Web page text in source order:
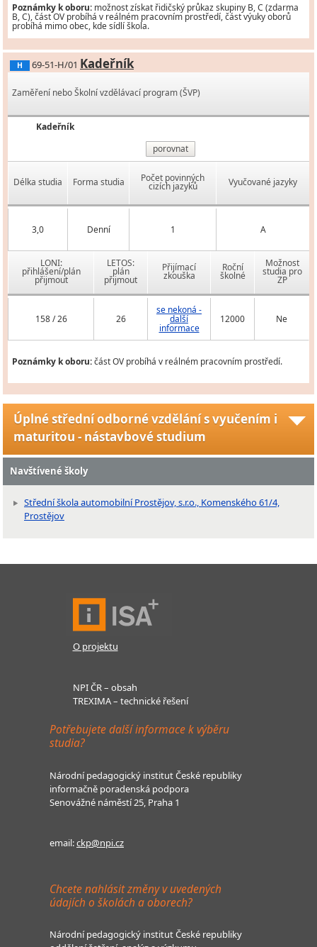
Poznámky k oboru: možnost získat řidičský průkaz skupiny B, C (zdarma
B, C), část OV probíhá v reálném pracovním prostředí, část výuky oborů
probíhá mimo obec, kde sídlí škola.
H 69-51-H/01 Kadeřník
Zaměření nebo Školní vzdělávací program (ŠVP)
Kadeřník
porovnat
Délka studia Forma studia Počet povinných
cizích jazyků Vyučované jazyky
3,0 Denní 1 A
LONI:
přihlášení/plán
přijmout
LETOS:
plán
přijmout
Přijímací
zkouška
Roční
školné
Možnost
studia pro
ZP
158 / 26 26
se nekoná -
další
informace
12000 Ne
Poznámky k oboru:část OV probíhá v reálném pracovním prostředí.
Úplné střední odborné vzdělání s vyučením i
maturitou - nástavbové studium
Navštívené školy
Střední škola automobilní Prostějov, s.r.o., Komenského 61/4,
Prostějov
O projektu
NPI ČR – obsah
TREXIMA – technické řešení
Potřebujete další informace k výběru
studia?
Národní pedagogický institut České republiky
informačně poradenská podpora
Senovážné náměstí 25, Praha 1
email:ckp@npi.cz
Chcete nahlásit změny v uvedených
údajích o školách a oborech?
Národní pedagogický institut České republiky